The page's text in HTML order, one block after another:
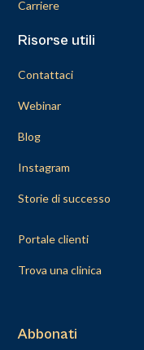
Carriere
Risorse utili
Contattaci
Webinar
Blog
Instagram
Storie di successo
Portale clienti
Trova una clinica
Abbonati